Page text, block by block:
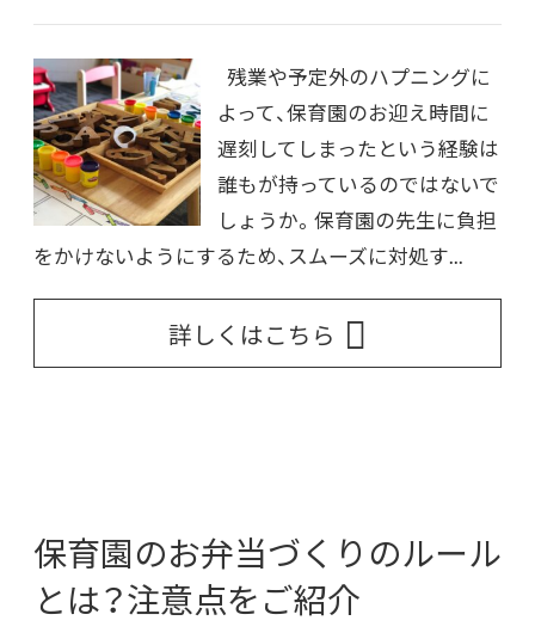
残業や予定外のハプニングに
よって、保育園のお迎え時間に
遅刻してしまったという経験は
誰もが持っているのではないで
しょうか。保育園の先生に負担
をかけないようにするため、スムーズに対処す...
詳しくはこちら
保育園のお弁当づくりのルール
とは？注意点をご紹介